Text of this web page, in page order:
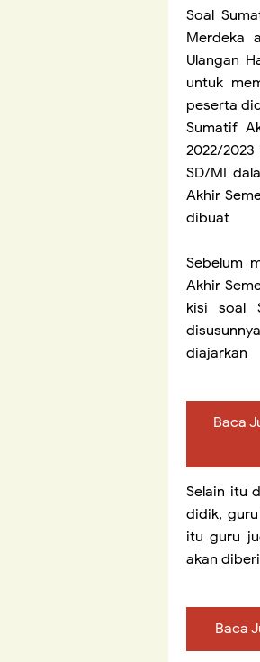
Soal
Merdeka
Ulangan
untuk
peserta
Sumatif
2022/
SD/MI
Akhir
dibuat
Sebelum
Akhir
kisi soal
diajarkan
Baca
Selain itu
didik,
itu guru
akan
Baca